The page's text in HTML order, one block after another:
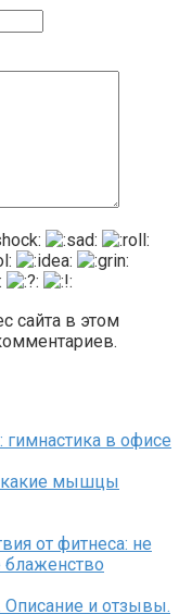
сайта в этом
гимнастика в офисе
какие мышцы
от фитнеса: не
блаженство
и отзывы.